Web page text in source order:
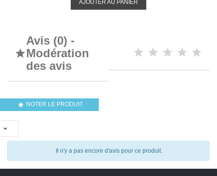
AJOUTER AU PANIER

Avis (0) -
Modération
des avis
 NOTER LE PRODUIT

Il n'y a pas encore d'avis pour ce produit.